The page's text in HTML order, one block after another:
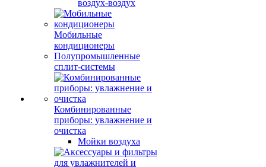
воздух-воздух
Мобильные
кондиционеры
Полупромышленные
сплит-системы
Комбинированные
приборы: увлажнение и
очистка
Мойки воздуха